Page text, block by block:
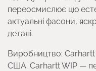
переосмислює цю
актуальні фасони,
деталі.
Виробництво: Carhartt
США. Carhartt WIP —